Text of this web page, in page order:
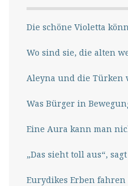
Die schöne Violetta
Wo sind sie, die alten
Aleyna und die Türken
Was Bürger in
Eine Aura kann man
„Das sieht toll aus“,
Eurydikes Erben fahren